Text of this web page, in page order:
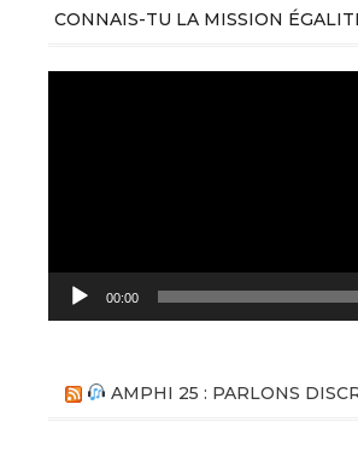
CONNAIS-TU LA MISSION
00:00
AMPHI 25 : PARLONS